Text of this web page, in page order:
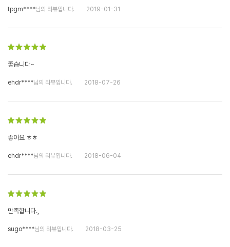
tpgm****님의 리뷰입니다. 2019-01-31
좋습니다~
ehdr****님의 리뷰입니다. 2018-07-26
좋아요 ㅎㅎ
ehdr****님의 리뷰입니다. 2018-06-04
만족합니다.,
sugo****님의 리뷰입니다. 2018-03-25